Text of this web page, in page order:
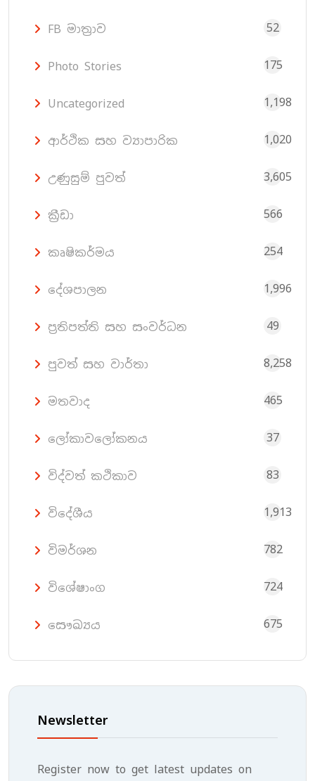
FB මාත්‍රාව 52
Photo Stories 175
Uncategorized 1,198
ආර්ථික සහ ව්‍යාපාරික 1,020
උණුසුම් පුවත් 3,605
ක්‍රීඩා 566
කෘෂිකර්මය 254
දේශපාලන 1,996
ප්‍රතිපත්ති සහ සංවර්ධන 49
පුවත් සහ වාර්තා 8,258
මතවාද 465
ලෝකාවලෝකනය 37
විද්වත් කථිකාව 83
විදේශීය 1,913
විමර්ශන 782
විශේෂාංග 724
සෞඛ්‍යය 675
Newsletter
Register now to get latest updates on